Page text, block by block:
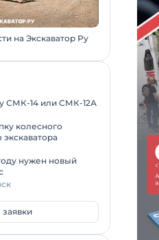
на Экскаватор Ру
СМК-14 или СМК-12А
колесного
нужен новый
заявки